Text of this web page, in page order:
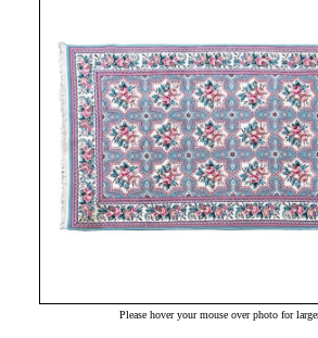
Please hover your mouse over photo for